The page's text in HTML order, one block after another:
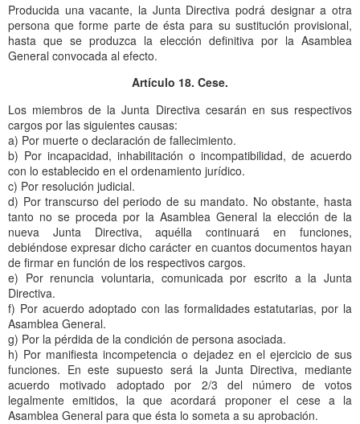
Producida una vacante, la Junta Directiva podrá designar a otra
persona que forme parte de ésta para su sustitución provisional,
hasta que se produzca la elección definitiva por la Asamblea
General convocada al efecto.
Artículo 18. Cese.
Los miembros de la Junta Directiva cesarán en sus respectivos
cargos por las siguientes causas:
a) Por muerte o declaración de fallecimiento.
b) Por incapacidad, inhabilitación o incompatibilidad, de acuerdo
con lo establecido en el ordenamiento jurídico.
c) Por resolución judicial.
d) Por transcurso del periodo de su mandato. No obstante, hasta
tanto no se proceda por la Asamblea General la elección de la
nueva Junta Directiva, aquélla continuará en funciones,
debiéndose expresar dicho carácter en cuantos documentos hayan
de firmar en función de los respectivos cargos.
e) Por renuncia voluntaria, comunicada por escrito a la Junta
Directiva.
f) Por acuerdo adoptado con las formalidades estatutarias, por la
Asamblea General.
g) Por la pérdida de la condición de persona asociada.
h) Por manifiesta incompetencia o dejadez en el ejercicio de sus
funciones. En este supuesto será la Junta Directiva, mediante
acuerdo motivado adoptado por 2/3 del número de votos
legalmente emitidos, la que acordará proponer el cese a la
Asamblea General para que ésta lo someta a su aprobación.